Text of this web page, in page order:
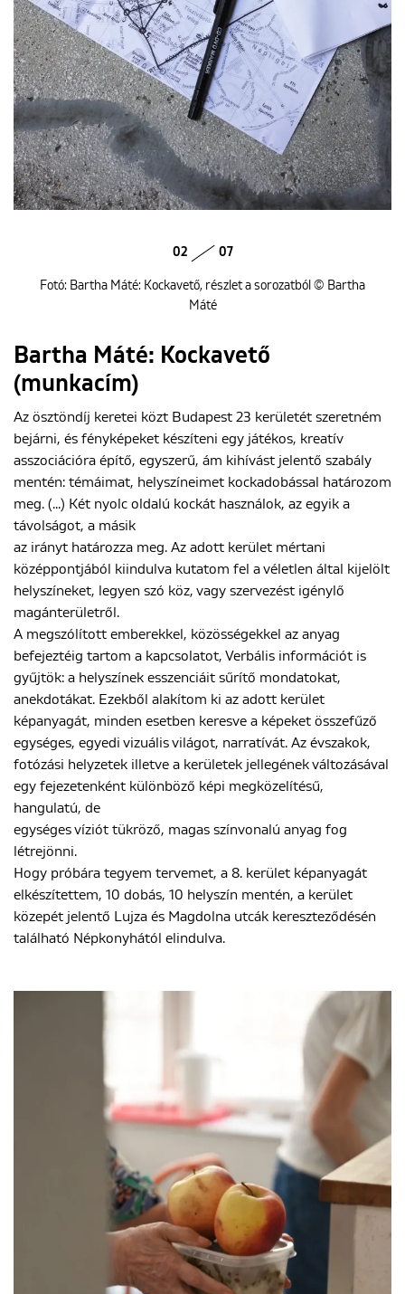
02 07
Fotó: Bartha Máté: Kockavető, részlet a sorozatból © Bartha
Máté
Bartha Máté: Kockavető
(munkacím)
Az ösztöndíj keretei közt Budapest 23 kerületét szeretném
bejárni, és fényképeket készíteni egy játékos, kreatív
asszociációra építő, egyszerű, ám kihívást jelentő szabály
mentén: témáimat, helyszíneimet kockadobással határozom
meg. (...) Két nyolc oldalú kockát használok, az egyik a
távolságot, a másik
az irányt határozza meg. Az adott kerület mértani
középpontjából kiindulva kutatom fel a véletlen által kijelölt
helyszíneket, legyen szó köz, vagy szervezést igénylő
magánterületről.
A megszólított emberekkel, közösségekkel az anyag
befejeztéig tartom a kapcsolatot, Verbális információt is
gyűjtök: a helyszínek esszenciáit sűrítő mondatokat,
anekdotákat. Ezekből alakítom ki az adott kerület
képanyagát, minden esetben keresve a képeket összefűző
egységes, egyedi vizuális világot, narratívát. Az évszakok,
fotózási helyzetek illetve a kerületek jellegének változásával
egy fejezetenként különböző képi megközelítésű,
hangulatú, de
egységes víziót tükröző, magas színvonalú anyag fog
létrejönni.
Hogy próbára tegyem tervemet, a 8. kerület képanyagát
elkészítettem, 10 dobás, 10 helyszín mentén, a kerület
közepét jelentő Lujza és Magdolna utcák kereszteződésén
található Népkonyhától elindulva.